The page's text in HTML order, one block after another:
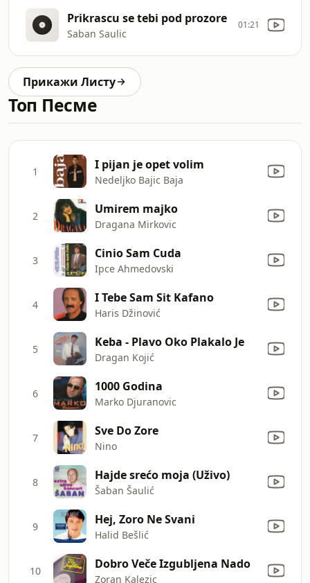
Prikrascu se tebi pod prozore
Saban Saulic
01:21
Прикажи Листу
Топ Песме
1 I pijan je opet volim
Nedeljko Bajic Baja
2 Umirem majko
Dragana Mirkovic
3 Cinio Sam Cuda
Ipce Ahmedovski
4 I Tebe Sam Sit Kafano
Haris Džinović
5 Keba - Plavo Oko Plakalo Je
Dragan Kojić
6 1000 Godina
Marko Djuranovic
7 Sve Do Zore
Nino
8 Hajde srećo moja (Uživo)
Šaban Šaulić
9 Hej, Zoro Ne Svani
Halid Bešlić
10 Dobro Veče Izgubljena Nado
Zoran Kalezic